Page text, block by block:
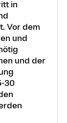
in
Vor dem
und
und der
30